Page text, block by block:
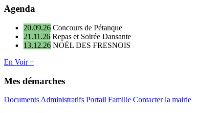
Agenda
20.09.26 Concours de Pétanque
21.11.26 Repas et Soirée Dansante
13.12.26 NOËL DES FRESNOIS
En Voir +
Mes démarches
Documents Administratifs Portail Famille Contacter la mairie